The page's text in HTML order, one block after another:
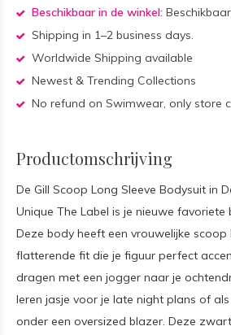
Beschikbaar in de winkel:
Shipping in 1–2 business days.
Worldwide Shipping available
Newest & Trending Collections
No refund on Swimwear, only store
Productomschrijving
De Gill Scoop Long Sleeve Bodysuit in
Unique The Label is je nieuwe favoriete
Deze body heeft een vrouwelijke scoop
flatterende fit die je figuur perfect
dragen met een jogger naar je
leren jasje voor je late night plans of
onder een oversized blazer. Deze